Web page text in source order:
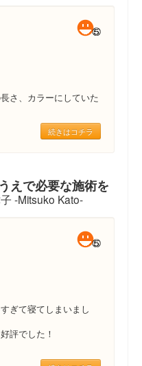
さ、カラーにしていた
続きはコチラ
えで必要な施術を
-Mitsuko Kato-
ぎて寝てしまいまし
評でした！